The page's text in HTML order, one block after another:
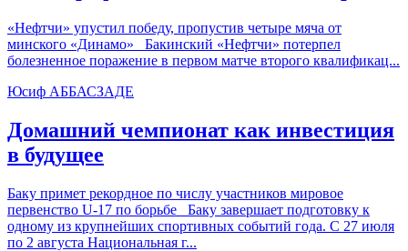
«Нефтчи» упустил победу, пропустив четыре мяча от
минского «Динамо» Бакинский «Нефтчи» потерпел
болезненное поражение в первом матче второго квалификац...
Юсиф АББАСЗАДЕ
Домашний чемпионат как инвестиция
в будущее
Баку примет рекордное по числу участников мировое
первенство U-17 по борьбе Баку завершает подготовку к
одному из крупнейших спортивных событий года. С 27 июля
по 2 августа Национальная г...